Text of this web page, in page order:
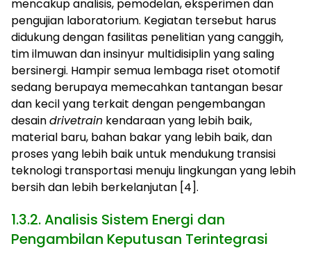
mencakup analisis, pemodelan, eksperimen dan
pengujian laboratorium. Kegiatan tersebut harus
didukung dengan fasilitas penelitian yang canggih,
tim ilmuwan dan insinyur multidisiplin yang saling
bersinergi. Hampir semua lembaga riset otomotif
sedang berupaya memecahkan tantangan besar
dan kecil yang terkait dengan pengembangan
desaindrivetrain kendaraan yang lebih baik,
material baru, bahan bakar yang lebih baik, dan
proses yang lebih baik untuk mendukung transisi
teknologi transportasi menuju lingkungan yang lebih
bersih dan lebih berkelanjutan [4].
1.3.2. Analisis Sistem Energi dan
Pengambilan Keputusan Terintegrasi